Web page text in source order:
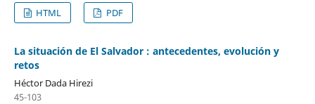
HTML
PDF
La situación de El Salvador : antecedentes, evolución y
retos
Héctor Dada Hirezi
45-103